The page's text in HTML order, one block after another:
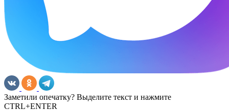
Заметили опечатку? Выделите текст и нажмите
CTRL+ENTER